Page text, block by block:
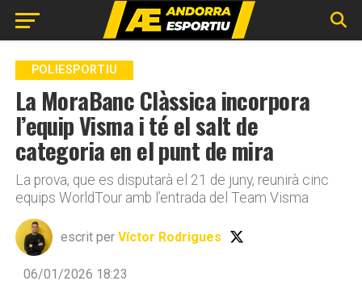
POLIESPORTIU
La MoraBanc Clàssica incorpora
l’equip Visma i té el salt de
categoria en el punt de mira
La prova, que es disputarà el 21 de juny, reunirà cinc
equips WorldTour amb l’entrada del Team Visma
escrit per Víctor Rodrigues
06/01/2026 18:23
Go to mobile version